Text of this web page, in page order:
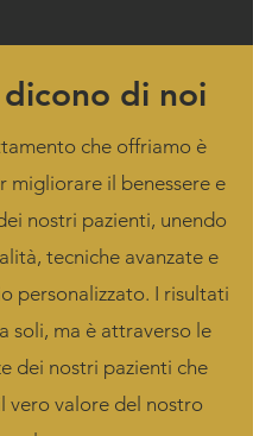
dicono di noi
che offriamo è
migliorare il benessere e
nostri pazienti, unendo
tecniche avanzate e
personalizzato. I risultati
soli, ma è attraverso le
dei nostri pazienti che
vero valore del nostro